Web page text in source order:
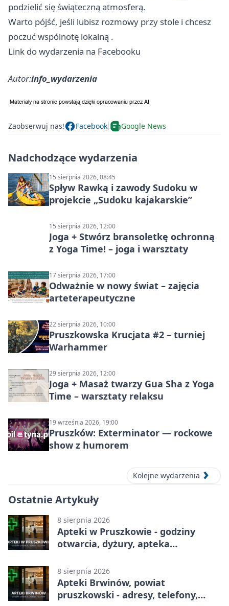
podzielić się świąteczną atmosferą.
Warto pójść, jeśli lubisz rozmowy przy stole i chcesz
poczuć wspólnotę lokalną .
Link do wydarzenia na Facebooku
Autor:info_wydarzenia
Zaobserwuj nas! Facebook Google News
Nadchodzące wydarzenia
15 sierpnia 2026, 08:45
Spływ Rawką i zawody Sudoku w
projekcie „Sudoku kajakarskie”
15 sierpnia 2026, 12:00
Joga + Stwórz bransoletkę ochronną
z Yoga Time! – joga i warsztaty
17 sierpnia 2026, 17:00
Odważnie w nowy świat – zajęcia
arteterapeutyczne
22 sierpnia 2026, 10:00
Pruszkowska Krucjata #2 – turniej
Warhammer
29 sierpnia 2026, 12:00
Joga + Masaż twarzy Gua Sha z Yoga
Time – warsztaty relaksu
19 września 2026, 19:00
Pruszków: Exterminator — rockowe
show z humorem
Kolejne wydarzenia
Ostatnie Artykuły
8 sierpnia 2026
Apteki w Pruszkowie - godziny
otwarcia, dyżury, apteka
8 sierpnia 2026
Apteki Brwinów, powiat
pruszkowski - adresy, telefony,